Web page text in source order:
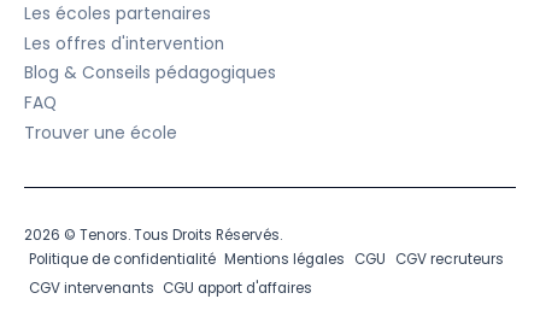
Les écoles partenaires
Les offres d'intervention
Blog & Conseils pédagogiques
FAQ
Trouver une école
2026 © Tenors. Tous Droits Réservés.
Politique de confidentialité Mentions légales CGU CGV recruteurs
CGV intervenants CGU apport d'affaires